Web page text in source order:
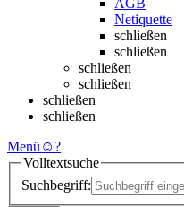
AGB
Netiquette
schließen
schließen
schließen
schließen
schließen
schließen
Menü ☺?
Volltextsuche
Suchbegriff: